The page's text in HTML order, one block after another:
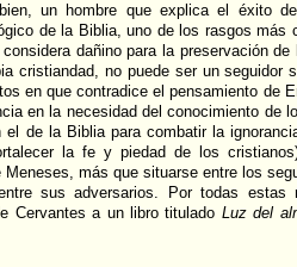
un hombre que explica el éxito
de la Biblia, uno de los rasgos más
dañino para la preservación
cristiandad, no puede ser un seguidor
en que contradice el pensamiento de
en la necesidad del conocimiento de
el de la Biblia para combatir la
la fe y piedad de los
Meneses, más que situarse entre los
sus adversarios. Por todas estas
Cervantes a un libro titulado Luz del